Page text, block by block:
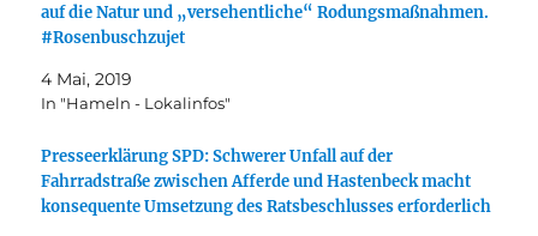
auf die Natur und „versehentliche“ Rodungsmaßnahmen.
#Rosenbuschzujet
4 Mai, 2019
In "Hameln - Lokalinfos"
Presseerklärung SPD: Schwerer Unfall auf der
Fahrradstraße zwischen Afferde und Hastenbeck macht
konsequente Umsetzung des Ratsbeschlusses erforderlich